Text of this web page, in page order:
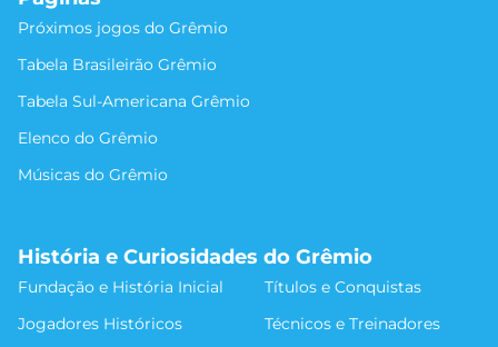
Próximos jogos do Grêmio
Tabela Brasileirão Grêmio
Tabela Sul-Americana Grêmio
Elenco do Grêmio
Músicas do Grêmio
História e Curiosidades do Grêmio
Fundação e História Inicial
Títulos e Conquistas
Jogadores Históricos
Técnicos e Treinadores